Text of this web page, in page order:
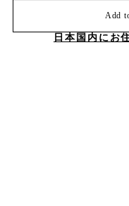
Add
日本国内にお